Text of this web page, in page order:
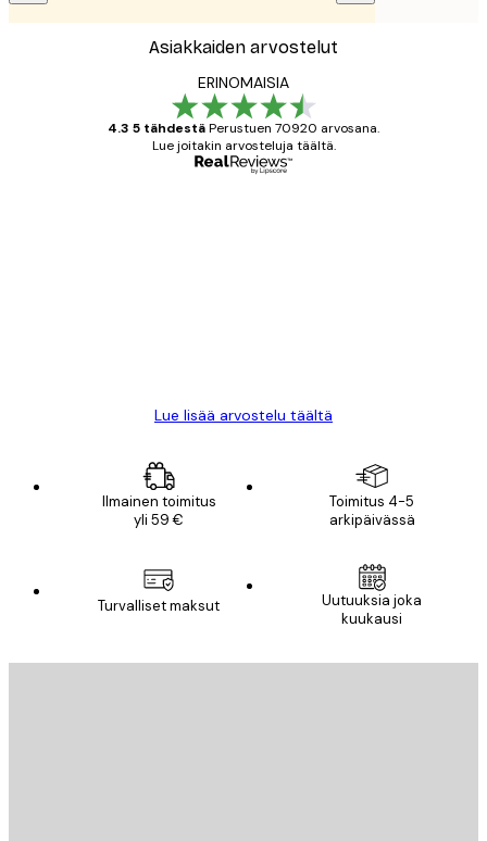
Asiakkaiden arvostelut
ERINOMAISIA
4.3 5 tähdestäPerustuen 70920 arvosana.
Lue joitakin arvosteluja täältä.
Lue lisää arvostelu täältä
Ilmainen toimitus
yli 59 €
Toimitus 4-5
arkipäivässä
Turvalliset maksut
Uutuuksia joka
kuukausi